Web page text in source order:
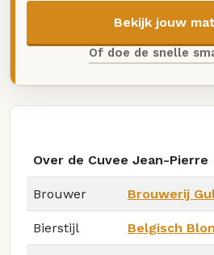
Bekijk jouw
Of doe de snelle
Over de Cuvee Jean-Pierre
Brouwer Brouwerij
Bierstijl Belgisch